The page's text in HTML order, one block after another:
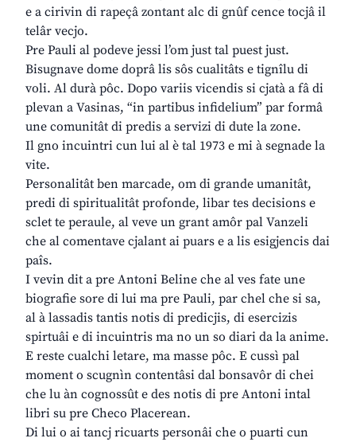
e a cirivin di rapeçâ zontant alc di gnûf cence tocjâ il
telâr vecjo.
Pre Pauli al podeve jessi l’om just tal puest just.
Bisugnave dome doprâ lis sôs cualitâts e tignîlu di
voli. Al durà pôc. Dopo variis vicendis si cjatà a fâ di
plevan a Vasinas, “in partibus infidelium” par formâ
une comunitât di predis a servizi di dute la zone.
Il gno incuintri cun lui al è tal 1973 e mi à segnade la
vite.
Personalitât ben marcade, om di grande umanitât,
predi di spiritualitât profonde, libar tes decisions e
sclet te peraule, al veve un grant amôr pal Vanzeli
che al comentave cjalant ai puars e a lis esigjencis dai
paîs.
I vevin dit a pre Antoni Beline che al ves fate une
biografie sore di lui ma pre Pauli, par chel che si sa,
al à lassadis tantis notis di predicjis, di esercizis
spirtuâi e di incuintris ma no un so diari da la anime.
E reste cualchi letare, ma masse pôc. E cussì pal
moment o scugnìn contentâsi dal bonsavôr di chei
che lu àn cognossût e des notis di pre Antoni intal
libri su pre Checo Placerean.
Di lui o ai tancj ricuarts personâi che o puarti cun